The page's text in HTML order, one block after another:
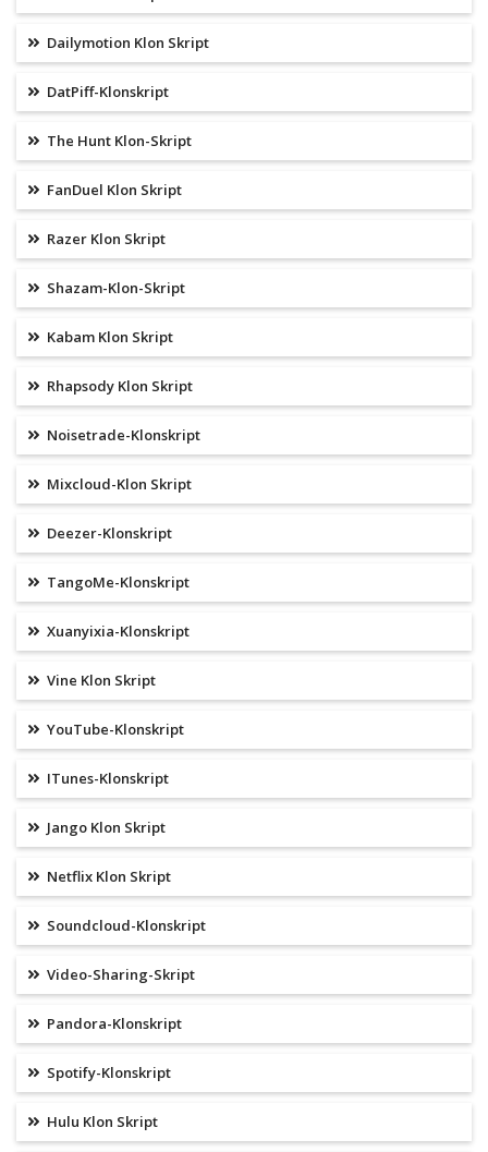
Dailymotion Klon Skript
DatPiff-Klonskript
The Hunt Klon-Skript
FanDuel Klon Skript
Razer Klon Skript
Shazam-Klon-Skript
Kabam Klon Skript
Rhapsody Klon Skript
Noisetrade-Klonskript
Mixcloud-Klon Skript
Deezer-Klonskript
TangoMe-Klonskript
Xuanyixia-Klonskript
Vine Klon Skript
YouTube-Klonskript
ITunes-Klonskript
Jango Klon Skript
Netflix Klon Skript
Soundcloud-Klonskript
Video-Sharing-Skript
Pandora-Klonskript
Spotify-Klonskript
Hulu Klon Skript